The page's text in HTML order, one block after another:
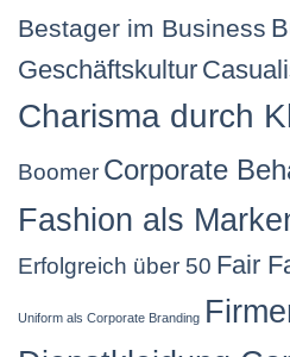
Bestager im Business
Geschäftskultur
Charisma durch
Boomer Corporate
Fashion als
Erfolgreich über 50 Fair
Uniform als Corporate Branding